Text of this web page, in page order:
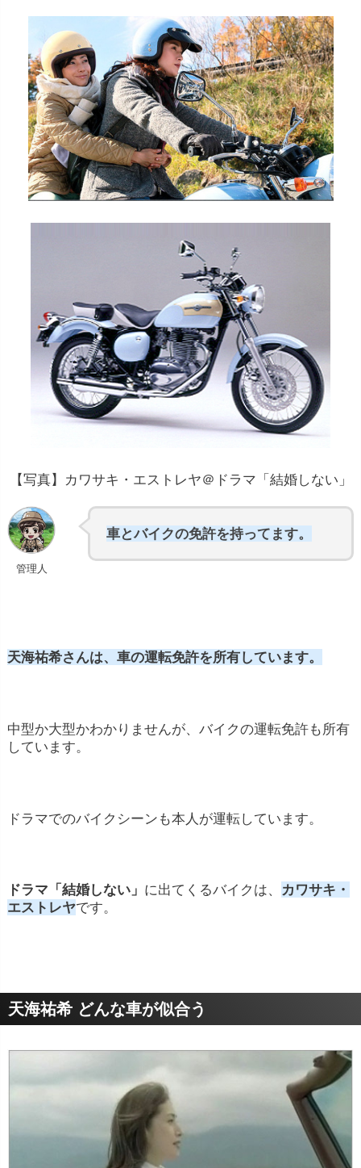
【写真】カワサキ・エストレヤ＠ドラマ「結婚しない」
管理人
車とバイクの免許を持ってます。
天海祐希さんは、車の運転免許を所有しています。
中型か大型かわかりませんが、バイクの運転免許も所有
しています。
ドラマでのバイクシーンも本人が運転しています。
ドラマ「結婚しない」 に出てくるバイクは、 カワサキ・
エストレヤです。
天海祐希 どんな車が似合う